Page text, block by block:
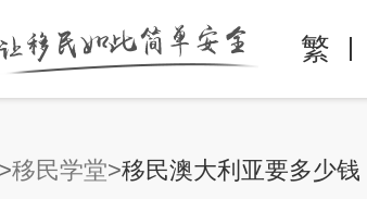
繁
移民学堂